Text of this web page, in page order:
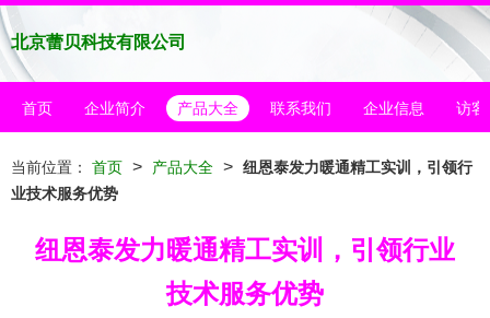
北京蕾贝科技有限公司
首页 企业简介 产品大全 联系我们 企业信息 访客
当前位置： 首页 > 产品大全 > 纽恩泰发力暖通精工实训，引领行
业技术服务优势
纽恩泰发力暖通精工实训，引领行业
技术服务优势